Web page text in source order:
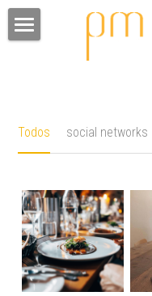
Clientes
Contacto
Prensa
Blog
Todos social networks